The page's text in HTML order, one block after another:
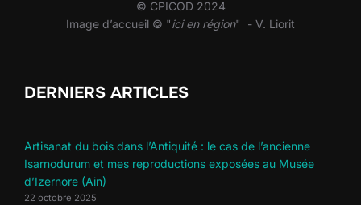
© CPICOD 2024
Image d’accueil © "ici en région" - V. Liorit
DERNIERS ARTICLES
Artisanat du bois dans l’Antiquité : le cas de l’ancienne
Isarnodurum et mes reproductions exposées au Musée
d’Izernore (Ain)
22 octobre 2025